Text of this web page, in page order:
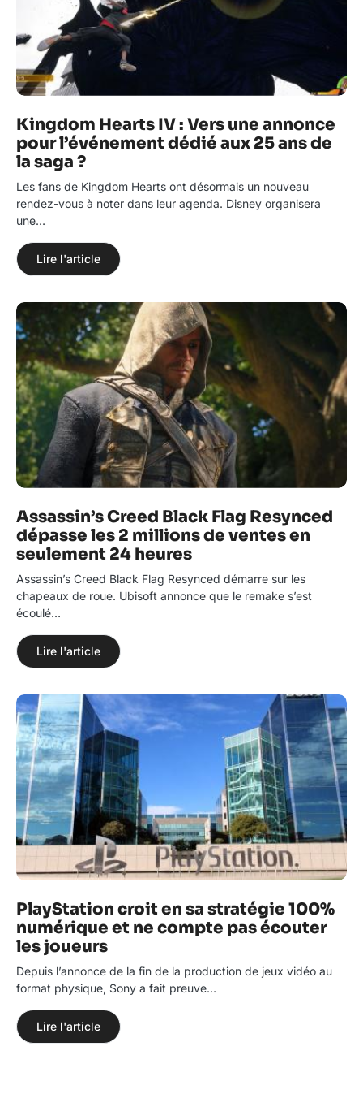
Kingdom Hearts IV : Vers une annonce
pour l’événement dédié aux 25 ans de
la saga ?
Les fans de Kingdom Hearts ont désormais un nouveau
rendez-vous à noter dans leur agenda. Disney organisera
une…
Lire l'article
Assassin’s Creed Black Flag Resynced
dépasse les 2 millions de ventes en
seulement 24 heures
Assassin’s Creed Black Flag Resynced démarre sur les
chapeaux de roue. Ubisoft annonce que le remake s’est
écoulé…
Lire l'article
PlayStation croit en sa stratégie 100%
numérique et ne compte pas écouter
les joueurs
Depuis l’annonce de la fin de la production de jeux vidéo au
format physique, Sony a fait preuve…
Lire l'article